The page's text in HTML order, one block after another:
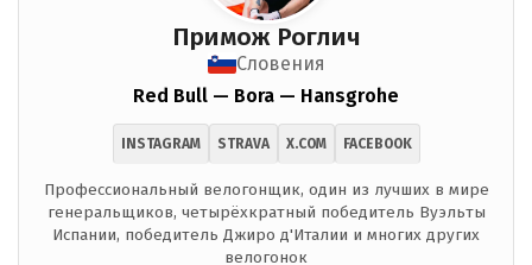
Примож Роглич
Словения
Red Bull — Bora — Hansgrohe
INSTAGRAM STRAVA X.COM FACEBOOK
Профессиональный велогонщик, один из лучших в мире
генеральщиков, четырёхкратный победитель Вуэльты
Испании, победитель Джиро д'Италии и многих других
велогонок